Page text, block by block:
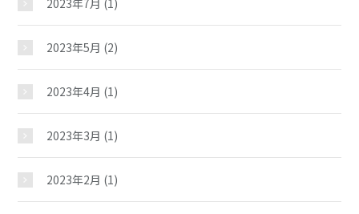
施設紹介
ギャラリー
教室紹介
夢ステーション
2023年5月 (2)
2023年4月 (1)
2023年3月 (1)
2023年2月 (1)